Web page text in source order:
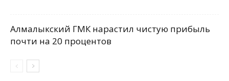
Алмалыкский ГМК нарастил чистую прибыль
почти на 20 процентов